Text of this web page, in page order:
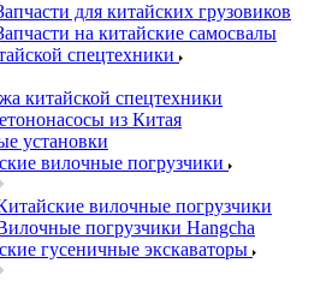
для китайских грузовиков
на китайские самосвалы
спецтехники
китайской спецтехники
из Китая
установки
вилочные погрузчики
вилочные погрузчики
погрузчики Hangcha
гусеничные экскаваторы